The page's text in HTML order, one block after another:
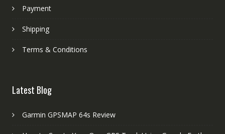
Payment
Shipping
Terms & Conditions
Latest Blog
Garmin GPSMAP 64s Review